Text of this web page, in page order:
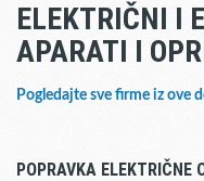
ELEKTRIČNI I
APARATI I
Pogledajte sve firme iz ove
POPRAVKA ELEKTRIČNE